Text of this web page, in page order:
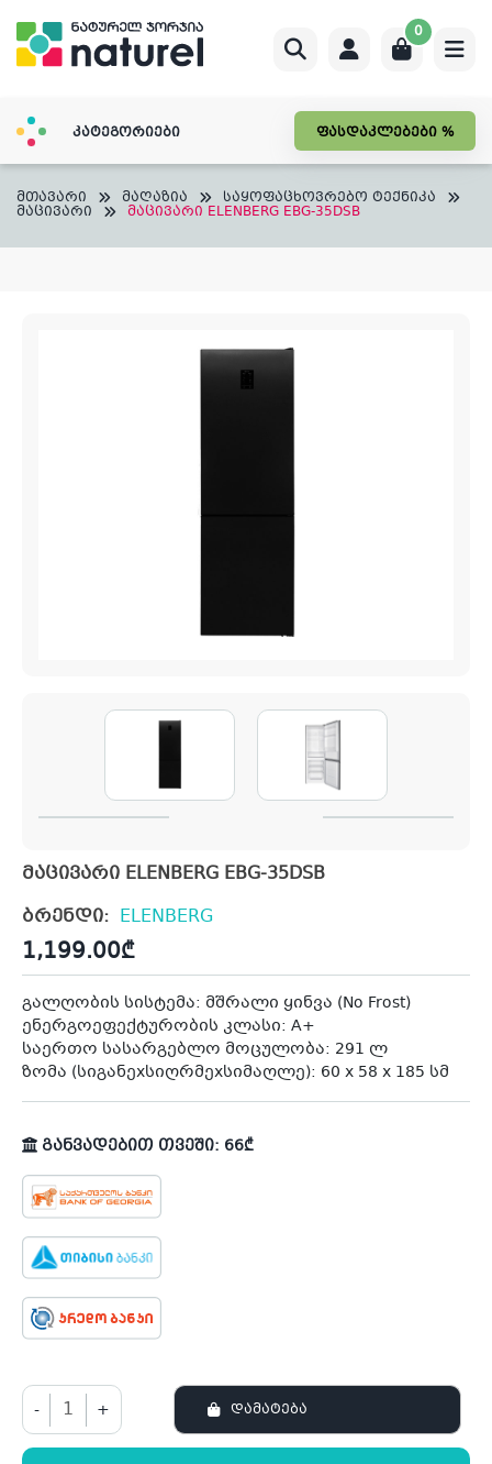
content
0
კატეგორიები ფასდაკლებები %
მთავარი მაღაზია საყოფაცხოვრებო ტექნიკა
მაცივარი მაცივარი ELENBERG EBG-35DSB
მაცივარი ELENBERG EBG-35DSB
ბრენდი: ELENBERG
1,199.00₾
გალღობის სისტემა: მშრალი ყინვა (No Frost)
ენერგოეფექტურობის კლასი: A+
საერთო სასარგებლო მოცულობა: 291 ლ
ზომა (სიგანეxსიღრმეxსიმაღლე): 60 x 58 x 185 სმ
განვადებით თვეში: 66₾
- + ᲓᲐᲛᲐᲢᲔᲑᲐ